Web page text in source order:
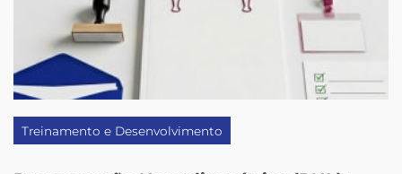
Treinamento e Desenvolvimento